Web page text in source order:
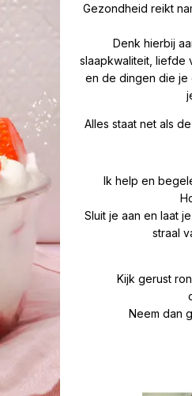
Gezondheid reikt
Denk hierbij
slaapkwaliteit, liefde
en de dingen die je
Alles staat net als
Ik help en
Sluit je aan en laat
straal
Kijk gerust
Neem dan